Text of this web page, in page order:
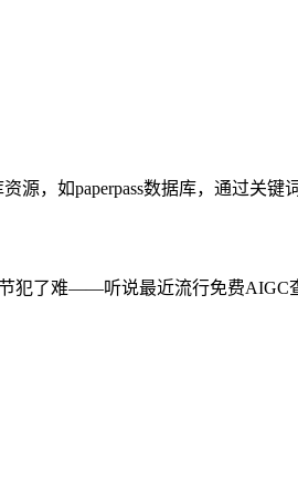
源，如paperpass数据库，通过关键
犯了难——听说最近流行免费AIGC